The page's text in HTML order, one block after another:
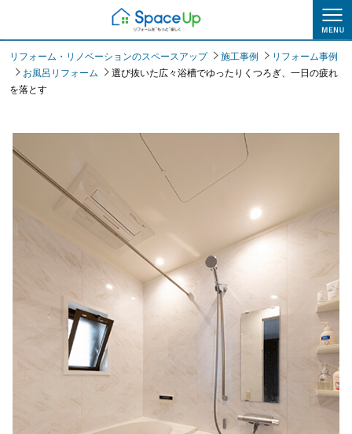
施工事例
リフォーム・リノベーションのスペースアップ 施工事例
リフォーム事例
お風呂リフォーム
選び抜いた広々浴槽でゆったりくつろぎ、一日の疲れ
を落とす